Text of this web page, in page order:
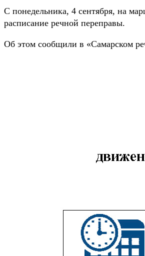
С понедельника, 4 сентября, на
расписание речной переправы.
Об этом сообщили в «Самарском